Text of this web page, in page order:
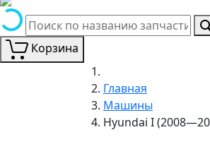
Корзина
Главная
Машины
Hyundai I